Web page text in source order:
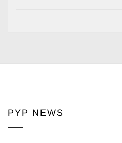
PYP NEWS